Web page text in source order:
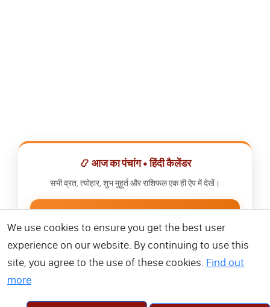
📿 आज का पंचांग • हिंदी कैलेंडर
सभी व्रत, त्योहार, शुभ मुहूर्त और राशिफल एक ही ऐप में देखें।
We use cookies to ensure you get the best user
experience on our website. By continuing to use this
site, you agree to the use of these cookies. Find out
more